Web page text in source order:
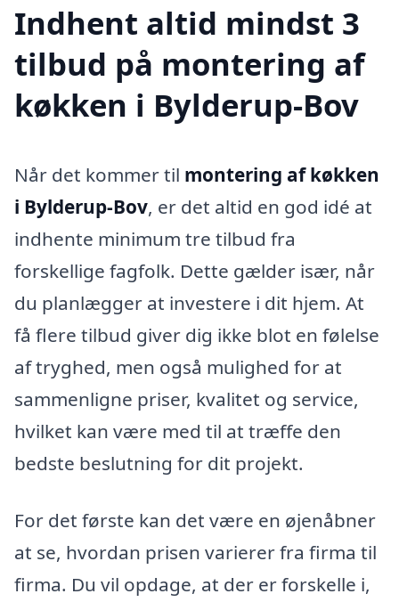
Indhent altid mindst 3
tilbud på montering af
køkken i Bylderup-Bov
Når det kommer til montering af køkken
i Bylderup-Bov, er det altid en god idé at
indhente minimum tre tilbud fra
forskellige fagfolk. Dette gælder især, når
du planlægger at investere i dit hjem. At
få flere tilbud giver dig ikke blot en følelse
af tryghed, men også mulighed for at
sammenligne priser, kvalitet og service,
hvilket kan være med til at træffe den
bedste beslutning for dit projekt.
For det første kan det være en øjenåbner
at se, hvordan prisen varierer fra firma til
firma. Du vil opdage, at der er forskelle i,